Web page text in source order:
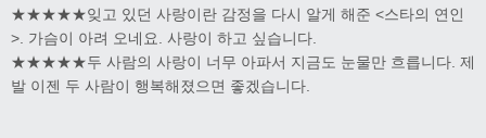
★★★★★잊고 있던 사랑이란 감정을 다시 알게 해준 <스타의 연인
>. 가슴이 아려 오네요. 사랑이 하고 싶습니다.
★★★★★두 사람의 사랑이 너무 아파서 지금도 눈물만 흐릅니다. 제
발 이젠 두 사람이 행복해졌으면 좋겠습니다.